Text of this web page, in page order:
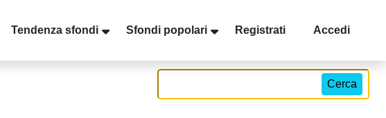
Tendenza sfondi Sfondi popolari Registrati Accedi
Cerca